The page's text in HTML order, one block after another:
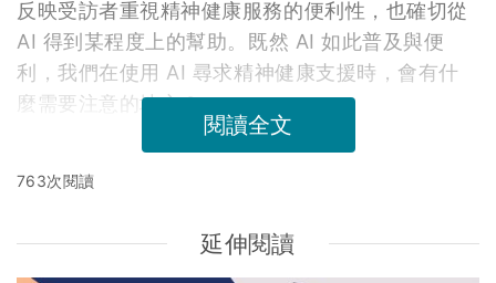
反映受訪者重視精神健康服務的便利性，也確切從
AI 得到某程度上的幫助。既然 AI 如此普及與便
利，我們在使用 AI 尋求精神健康支援時，會有什
麼需要注意的地方？
閱讀全文
763次閱讀
延伸閱讀